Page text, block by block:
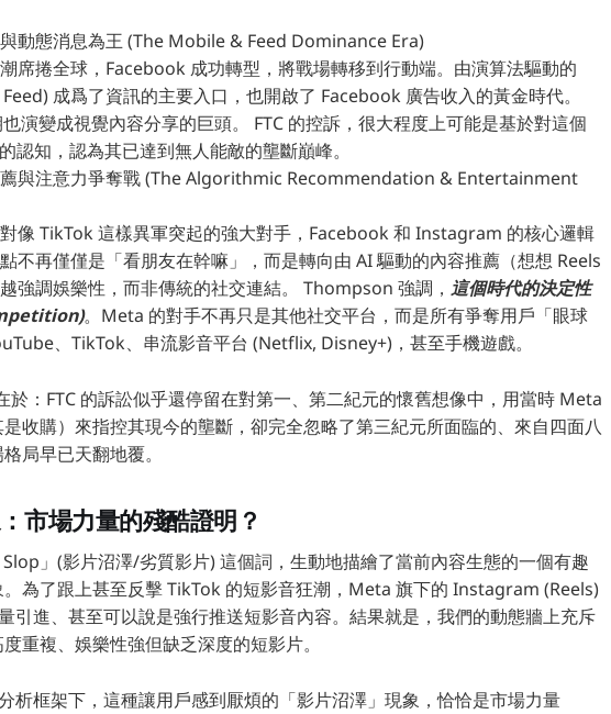
動態消息為王 (The Mobile & Feed Dominance Era)
席捲全球，Facebook 成功轉型，將戰場轉移到行動端。由演算法驅動的
成爲了資訊的主要入口，也開啟了 Facebook 廣告收入的黃金時代。
演變成視覺內容分享的巨頭。 FTC 的控訴，很大程度上可能是基於對這個
認知，認為其已達到無人能敵的壟斷巔峰。
與注意力爭奪戰 (The Algorithmic Recommendation & Entertainment
像 TikTok 這樣異軍突起的強大對手，Facebook 和 Instagram 的核心邏輯
不再僅僅是「看朋友在幹嘛」，而是轉向由 AI 驅動的內容推薦（想想 Reels
強調娛樂性，而非傳統的社交連結。 Thompson 強調， 這個時代的決定性
。Meta 的對手不再只是其他社交平台，而是所有爭奪用戶「眼球
、TikTok、串流影音平台 (Netflix, Disney+)，甚至手機遊戲。
：FTC 的訴訟似乎還停留在對第一、第二紀元的懷舊想像中，用當時 Meta
收購）來指控其現今的壟斷，卻完全忽略了第三紀元所面臨的、來自四面八
局早已天翻地覆。
市場力量的殘酷證明？
」(影片沼澤/劣質影片) 這個詞，生動地描繪了當前內容生態的一個有趣
。為了跟上甚至反擊 TikTok 的短影音狂潮，Meta 旗下的 Instagram (Reels)
引進、甚至可以說是強行推送短影音內容。結果就是，我們的動態牆上充斥
重複、娛樂性強但缺乏深度的短影片。
析框架下，這種讓用戶感到厭煩的「影片沼澤」現象，恰恰是市場力量